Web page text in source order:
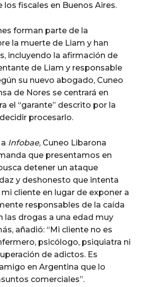
fiscales en Buenos Aires.
forman parte de la
la muerte de Liam y han
incluyendo la afirmación de
de Liam y responsable
su nuevo abogado, Cuneo
de Nores se centrará en
el “garante” descrito por la
procesarlo.
Infobae, Cuneo Libarona
que presentamos en
detener un ataque
y deshonesto que intenta
cliente en lugar de exponer a
responsables de la caída
las drogas a una edad muy
añadió: “Mi cliente no es
psicólogo, psiquiatra ni
de adictos. Es
en Argentina que lo
comerciales”.